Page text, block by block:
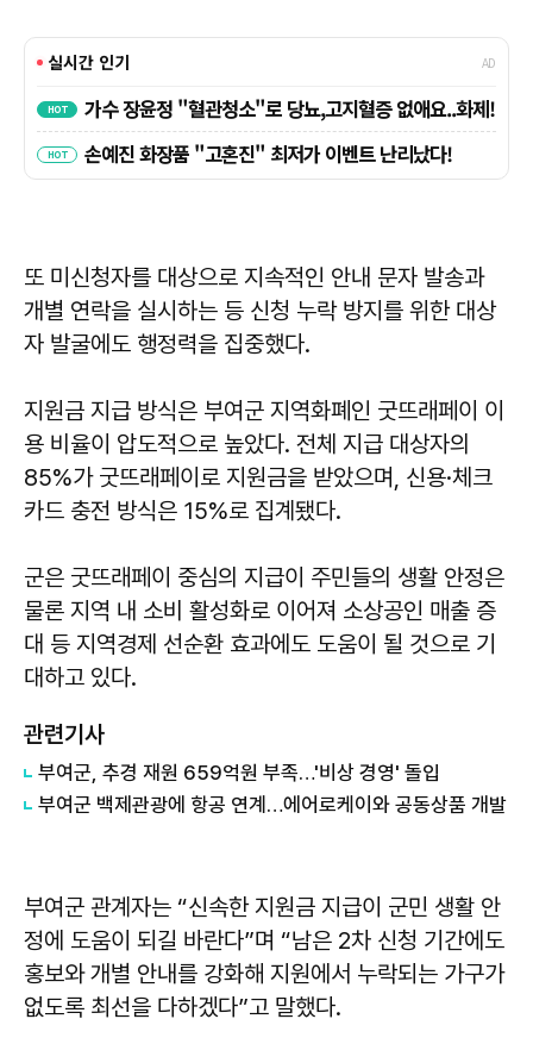
또 미신청자를 대상으로 지속적인 안내 문자 발송과
개별 연락을 실시하는 등 신청 누락 방지를 위한 대상
자 발굴에도 행정력을 집중했다.
지원금 지급 방식은 부여군 지역화폐인 굿뜨래페이 이
용 비율이 압도적으로 높았다. 전체 지급 대상자의
85%가 굿뜨래페이로 지원금을 받았으며, 신용·체크
카드 충전 방식은 15%로 집계됐다.
군은 굿뜨래페이 중심의 지급이 주민들의 생활 안정은
물론 지역 내 소비 활성화로 이어져 소상공인 매출 증
대 등 지역경제 선순환 효과에도 도움이 될 것으로 기
대하고 있다.
관련기사
부여군, 추경 재원 659억원 부족…'비상 경영' 돌입
부여군 백제관광에 항공 연계…에어로케이와 공동상품 개발
부여군 관계자는 “신속한 지원금 지급이 군민 생활 안
정에 도움이 되길 바란다”며 “남은 2차 신청 기간에도
홍보와 개별 안내를 강화해 지원에서 누락되는 가구가
없도록 최선을 다하겠다”고 말했다.